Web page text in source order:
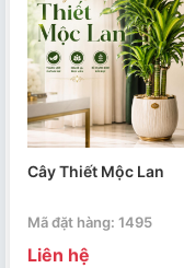
Cây Thiết Mộc Lan
Mã đặt hàng: 1495
Liên hệ